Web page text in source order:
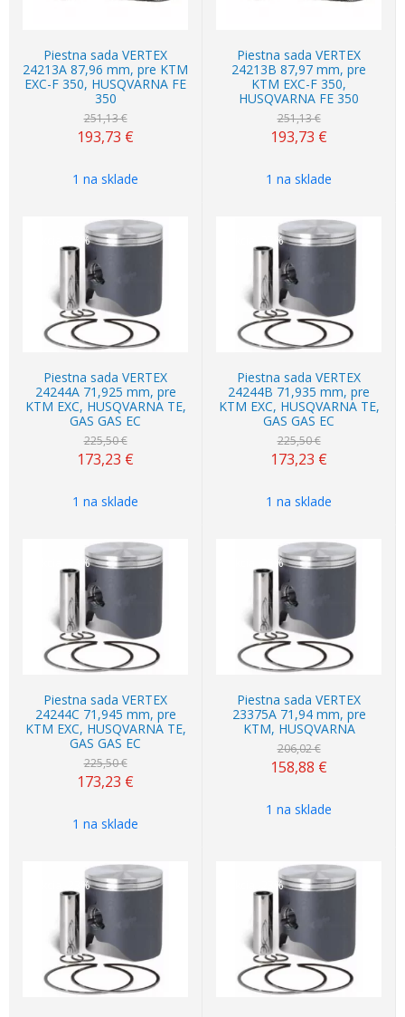
Piestna sada VERTEX
24213A 87,96 mm, pre KTM
EXC-F 350, HUSQVARNA FE
350
251,13 €
193,73 €
1 na sklade
Piestna sada VERTEX
24213B 87,97 mm, pre
KTM EXC-F 350,
HUSQVARNA FE 350
251,13 €
193,73 €
1 na sklade
-23%
Piestna sada VERTEX
24244A 71,925 mm, pre
KTM EXC, HUSQVARNA TE,
GAS GAS EC
225,50 €
173,23 €
1 na sklade
-23%
Piestna sada VERTEX
24244B 71,935 mm, pre
KTM EXC, HUSQVARNA TE,
GAS GAS EC
225,50 €
173,23 €
1 na sklade
-23%
Piestna sada VERTEX
24244C 71,945 mm, pre
KTM EXC, HUSQVARNA TE,
GAS GAS EC
225,50 €
173,23 €
1 na sklade
-23%
Piestna sada VERTEX
23375A 71,94 mm, pre
KTM, HUSQVARNA
206,02 €
158,88 €
1 na sklade
-23% -23%